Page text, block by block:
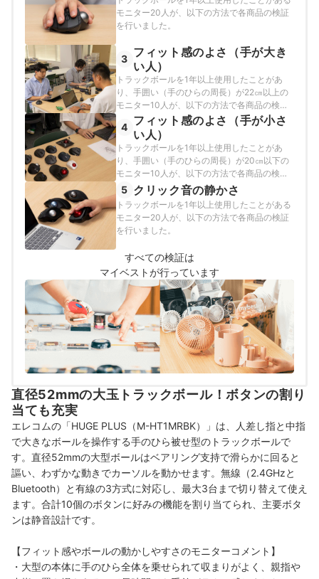
モニター20人が、以下の方法で各商品の検証
を行いました。
3 フィット感のよさ（手が大き
い人）
トラックボールを1年以上使用したことがあ
り、手囲い（手のひらの周長）が22㎝以上の
モニター10人が、以下の方法で各商品の検証
を行いました。
4 フィット感のよさ（手が小さ
い人）
トラックボールを1年以上使用したことがあ
り、手囲い（手のひらの周長）が20㎝以下の
モニター10人が、以下の方法で各商品の検証
を行いました。
5 クリック音の静かさ
トラックボールを1年以上使用したことがある
モニター20人が、以下の方法で各商品の検証
を行いました。
すべての検証は
マイベストが行っています
直径52mmの大玉トラックボール！ボタンの割り
当ても充実
エレコムの「HUGE PLUS（M-HT1MRBK）」は、人差し指と中指
で大きなボールを操作する手のひら被せ型のトラックボールで
す。直径52mmの大型ボールはベアリング支持で滑らかに回ると
謳い、わずかな動きでカーソルを動かせます。無線（2.4GHzと
Bluetooth）と有線の3方式に対応し、最大3台まで切り替えて使え
ます。合計10個のボタンに好みの機能を割り当てられ、主要ボタ
ンは静音設計です。
【フィット感やボールの動かしやすさのモニターコメント】
・大型の本体に手のひら全体を乗せられて収まりがよく、親指や